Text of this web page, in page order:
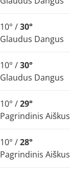
10° /30°
Glaudus Dangus
10° /30°
Glaudus Dangus
10° /29°
Pagrindinis Aiškus
10° /28°
Pagrindinis Aiškus